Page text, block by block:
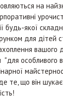
на
будь-якої
для дітей
вашого
особливого
що він шукає.